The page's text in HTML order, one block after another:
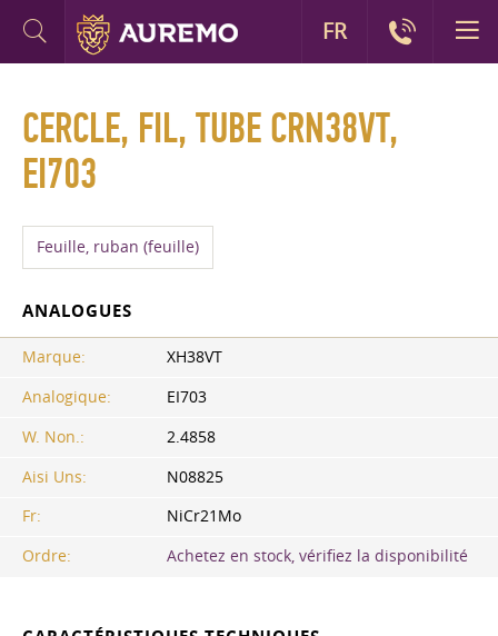
CERCLE, FIL, TUBE CRN38VT,
EI703
Feuille, ruban (feuille)
ANALOGUES
Marque:
ХН38VT
Analogique:
EI703
W. Non.:
2.4858
Aisi Uns:
N08825
Fr:
NiCr21Mo
Ordre:
Achetez en stock, vérifiez la disponibilité
FR